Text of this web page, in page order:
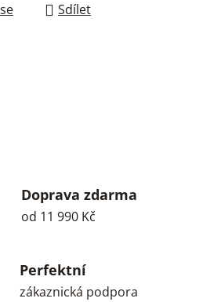
Sdílet
Doprava zdarma
od 11 990 Kč
Perfektní
zákaznická podpora